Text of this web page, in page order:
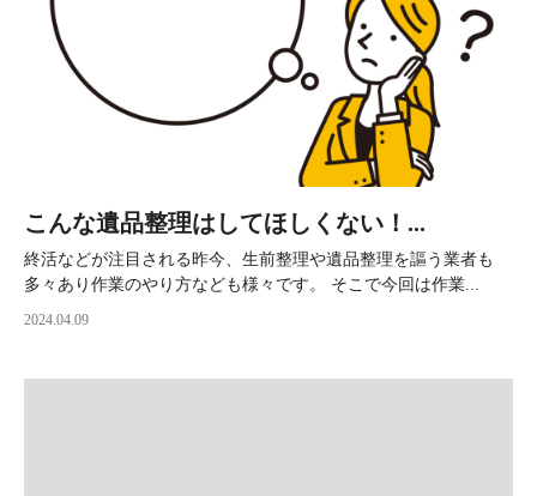
こんな遺品整理はしてほしくない！...
終活などが注目される昨今、生前整理や遺品整理を謳う業者も
多々あり作業のやり方なども様々です。 そこで今回は作業...
2024.04.09